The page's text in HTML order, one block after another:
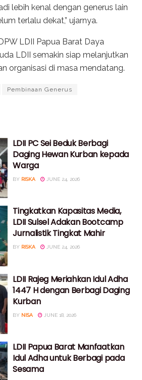
lebih kenal dengan generus lain
terlalu dekat,” ujarnya.
LDII Papua Barat Daya
LDII semakin siap melanjutkan
organisasi di masa mendatang.
Pembinaan Generus
LDII PC Sei Beduk Berbagi
Daging Hewan Kurban kepada
Warga
BY RISKA JUNE 24, 2026
Tingkatkan Kapasitas Media,
LDII Sulsel Adakan Bootcamp
Jurnalistik Tingkat Mahir
BY RISKA JUNE 24, 2026
LDII Rajeg Meriahkan Idul Adha
1447 H dengan Berbagi Daging
Kurban
BY NISA JUNE 18, 2026
LDII Papua Barat Manfaatkan
Idul Adha untuk Berbagi pada
Sesama